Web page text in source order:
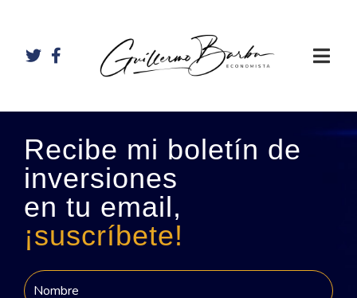
Recibe mi boletín de
inversiones
en tu email,
¡suscríbete!